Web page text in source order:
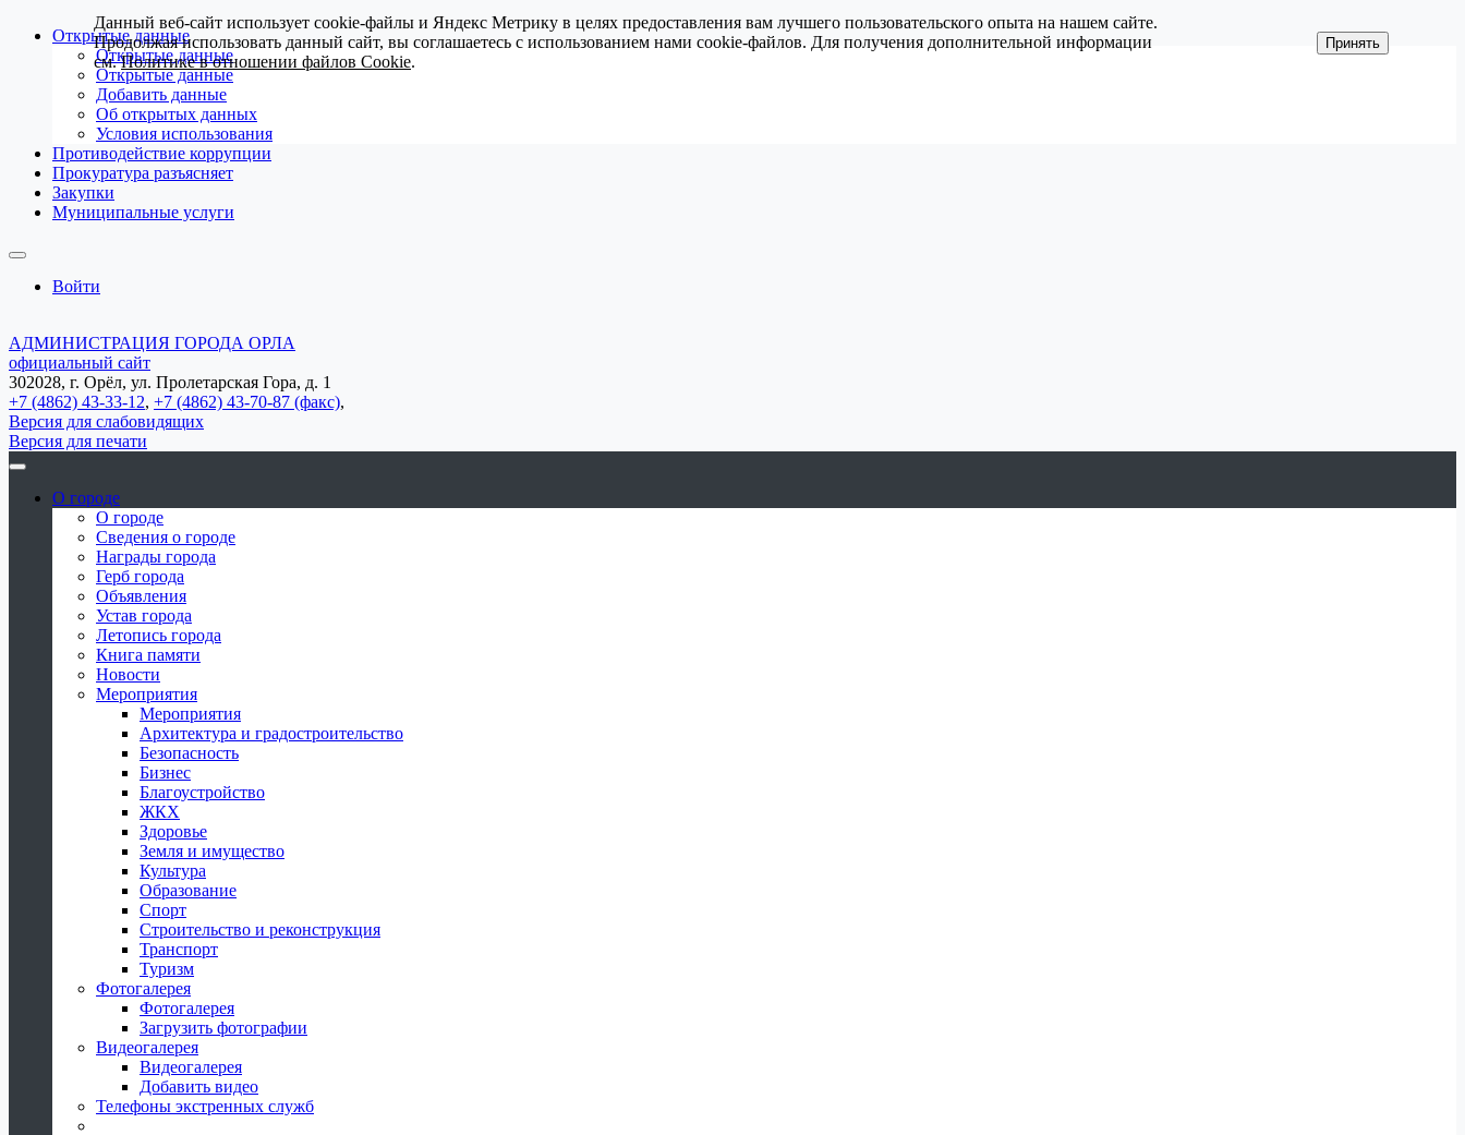
Открытые данные
Открытые данные
Открытые данные
Добавить данные
Об открытых данных
Условия использования
Противодействие коррупции
Прокуратура разъясняет
Закупки
Муниципальные услуги
Войти
АДМИНИСТРАЦИЯ ГОРОДА ОРЛА
официальный сайт
302028, г. Орёл, ул. Пролетарская Гора, д. 1
+7 (4862) 43-33-12, +7 (4862) 43-70-87 (факс),
Версия для слабовидящих
Версия для печати
О городе
О городе
Сведения о городе
Награды города
Герб города
Объявления
Устав города
Летопись города
Книга памяти
Новости
Мероприятия
Мероприятия
Архитектура и градостроительство
Безопасность
Бизнес
Благоустройство
ЖКХ
Здоровье
Земля и имущество
Культура
Образование
Спорт
Строительство и реконструкция
Транспорт
Туризм
Фотогалерея
Фотогалерея
Загрузить фотографии
Видеогалерея
Видеогалерея
Добавить видео
Телефоны экстренных служб
Данный веб-сайт использует cookie-файлы и Яндекс Метрику в целях предоставления вам лучшего пользовательского опыта на нашем сайте.
Продолжая использовать данный сайт, вы соглашаетесь с использованием нами cookie-файлов. Для получения дополнительной информации
см.Политике в отношении файлов Cookie.
Принять